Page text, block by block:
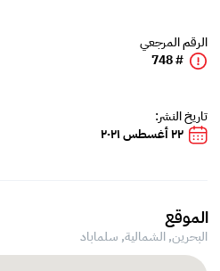
الرقم المرجعي
# 748
تاريخ النشر:
٢٢ أغسطس ٢٠٢١
الموقع
البحرين, الشمالية, سلماباد